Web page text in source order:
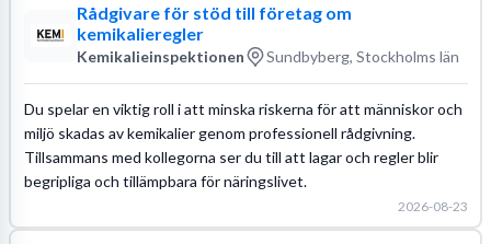
Rådgivare för stöd till företag om
kemikalieregler
Kemikalieinspektionen Sundbyberg, Stockholms län
Du spelar en viktig roll i att minska riskerna för att människor och
miljö skadas av kemikalier genom professionell rådgivning.
Tillsammans med kollegorna ser du till att lagar och regler blir
begripliga och tillämpbara för näringslivet.
2026-08-23